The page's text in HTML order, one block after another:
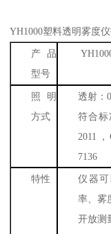
YH1000塑料透明雾度仪
产品
型号
照明
方式
透射：
符合标
2011
，
7136
特性 仪器
率、雾
开放测